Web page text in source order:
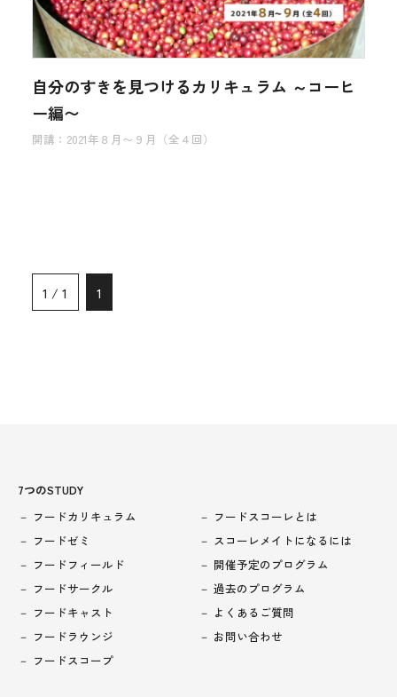
自分のすきを見つけるカリキュラム ～コーヒ
ー編〜
開講：2021年８月〜９月（全４回）
1 / 1 1
7つのSTUDY
フードカリキュラム
フードゼミ
フードフィールド
フードサークル
フードキャスト
フードラウンジ
フードスコープ
フードスコーレとは
スコーレメイトになるには
開催予定のプログラム
過去のプログラム
よくあるご質問
お問い合わせ